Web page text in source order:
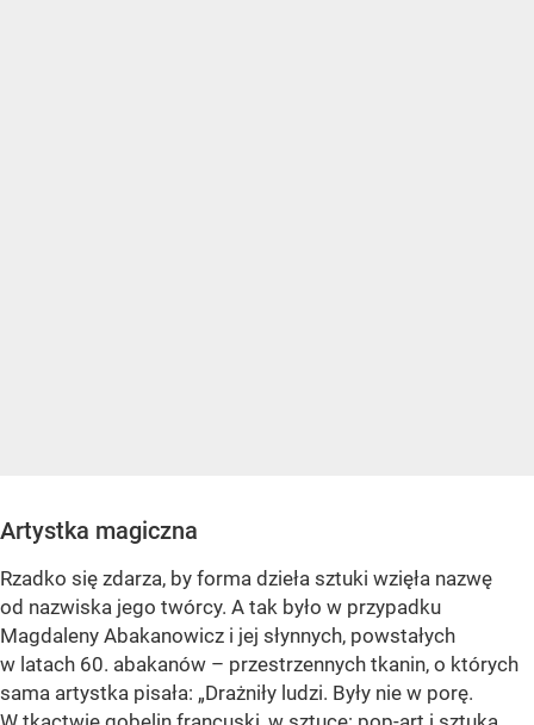
Artystka magiczna
Rzadko się zdarza, by forma dzieła sztuki wzięła nazwę
od nazwiska jego twórcy. A tak było w przypadku
Magdaleny Abakanowicz i jej słynnych, powstałych
w latach 60. abakanów – przestrzennych tkanin, o których
sama artystka pisała: „Drażniły ludzi. Były nie w porę.